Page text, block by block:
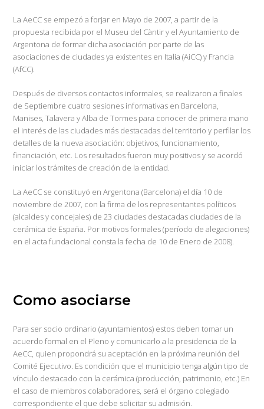
La AeCC se empezó a forjar en Mayo de 2007, a partir de la
propuesta recibida por el Museu del Càntir y el Ayuntamiento de
Argentona de formar dicha asociación por parte de las
asociaciones de ciudades ya existentes en Italia (AiCC) y Francia
(AfCC).
Después de diversos contactos informales, se realizaron a finales
de Septiembre cuatro sesiones informativas en Barcelona,
Manises, Talavera y Alba de Tormes para conocer de primera mano
el interés de las ciudades más destacadas del territorio y perfilar los
detalles de la nueva asociación: objetivos, funcionamiento,
financiación, etc. Los resultados fueron muy positivos y se acordó
iniciar los trámites de creación de la entidad.
La AeCC se constituyó en Argentona (Barcelona) el día 10 de
noviembre de 2007, con la firma de los representantes políticos
(alcaldes y concejales) de 23 ciudades destacadas ciudades de la
cerámica de España. Por motivos formales (período de alegaciones)
en el acta fundacional consta la fecha de 10 de Enero de 2008).
Como asociarse
Para ser socio ordinario (ayuntamientos) estos deben tomar un
acuerdo formal en el Pleno y comunicarlo a la presidencia de la
AeCC, quien propondrá su aceptación en la próxima reunión del
Comité Ejecutivo. Es condición que el municipio tenga algún tipo de
vínculo destacado con la cerámica (producción, patrimonio, etc.) En
el caso de miembros colaboradores, será el órgano colegiado
correspondiente el que debe solicitar su admisión.